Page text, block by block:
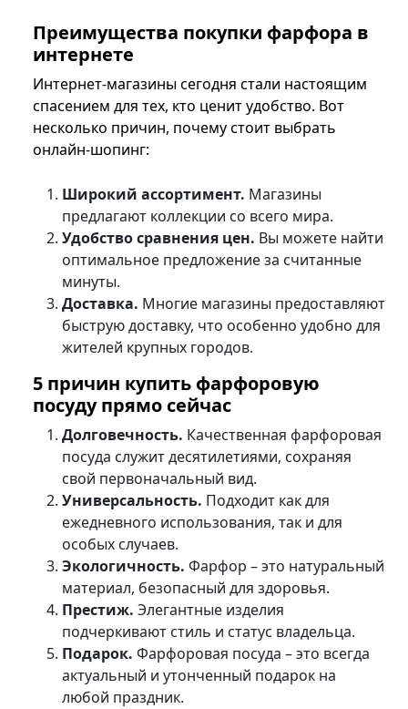
Преимущества покупки фарфора в
интернете
Интернет-магазины сегодня стали настоящим
спасением для тех, кто ценит удобство. Вот
несколько причин, почему стоит выбрать
онлайн-шопинг:
Широкий ассортимент. Магазины
предлагают коллекции со всего мира.
Удобство сравнения цен. Вы можете найти
оптимальное предложение за считанные
минуты.
Доставка. Многие магазины предоставляют
быструю доставку, что особенно удобно для
жителей крупных городов.
5 причин купить фарфоровую
посуду прямо сейчас
Долговечность. Качественная фарфоровая
посуда служит десятилетиями, сохраняя
свой первоначальный вид.
Универсальность. Подходит как для
ежедневного использования, так и для
особых случаев.
Экологичность. Фарфор – это натуральный
материал, безопасный для здоровья.
Престиж. Элегантные изделия
подчеркивают стиль и статус владельца.
Подарок. Фарфоровая посуда – это всегда
актуальный и утонченный подарок на
любой праздник.